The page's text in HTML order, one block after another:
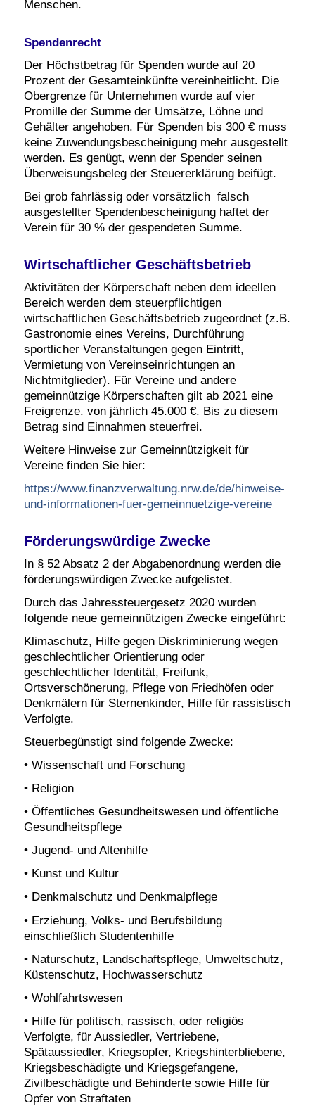
Menschen.
Spendenrecht
Der Höchstbetrag für Spenden wurde auf 20
Prozent der Gesamteinkünfte vereinheitlicht. Die
Obergrenze für Unternehmen wurde auf vier
Promille der Summe der Umsätze, Löhne und
Gehälter angehoben. Für Spenden bis 300 € muss
keine Zuwendungsbescheinigung mehr ausgestellt
werden. Es genügt, wenn der Spender seinen
Überweisungsbeleg der Steuererklärung beifügt.
Bei grob fahrlässig oder vorsätzlich falsch
ausgestellter Spendenbescheinigung haftet der
Verein für 30 % der gespendeten Summe.
Wirtschaftlicher Geschäftsbetrieb
Aktivitäten der Körperschaft neben dem ideellen
Bereich werden dem steuerpflichtigen
wirtschaftlichen Geschäftsbetrieb zugeordnet (z.B.
Gastronomie eines Vereins, Durchführung
sportlicher Veranstaltungen gegen Eintritt,
Vermietung von Vereinseinrichtungen an
Nichtmitglieder). Für Vereine und andere
gemeinnützige Körperschaften gilt ab 2021 eine
Freigrenze. von jährlich 45.000 €. Bis zu diesem
Betrag sind Einnahmen steuerfrei.
Weitere Hinweise zur Gemeinnützigkeit für
Vereine finden Sie hier:
https://www.finanzverwaltung.nrw.de/de/hinweise-
und-informationen-fuer-gemeinnuetzige-vereine
Förderungswürdige Zwecke
In § 52 Absatz 2 der Abgabenordnung werden die
förderungswürdigen Zwecke aufgelistet.
Durch das Jahressteuergesetz 2020 wurden
folgende neue gemeinnützigen Zwecke eingeführt:
Klimaschutz, Hilfe gegen Diskriminierung wegen
geschlechtlicher Orientierung oder
geschlechtlicher Identität, Freifunk,
Ortsverschönerung, Pflege von Friedhöfen oder
Denkmälern für Sternenkinder, Hilfe für rassistisch
Verfolgte.
Steuerbegünstigt sind folgende Zwecke:
• Wissenschaft und Forschung
• Religion
• Öffentliches Gesundheitswesen und öffentliche
Gesundheitspflege
• Jugend- und Altenhilfe
• Kunst und Kultur
• Denkmalschutz und Denkmalpflege
• Erziehung, Volks- und Berufsbildung
einschließlich Studentenhilfe
• Naturschutz, Landschaftspflege, Umweltschutz,
Küstenschutz, Hochwasserschutz
• Wohlfahrtswesen
• Hilfe für politisch, rassisch, oder religiös
Verfolgte, für Aussiedler, Vertriebene,
Spätaussiedler, Kriegsopfer, Kriegshinterbliebene,
Kriegsbeschädigte und Kriegsgefangene,
Zivilbeschädigte und Behinderte sowie Hilfe für
Opfer von Straftaten